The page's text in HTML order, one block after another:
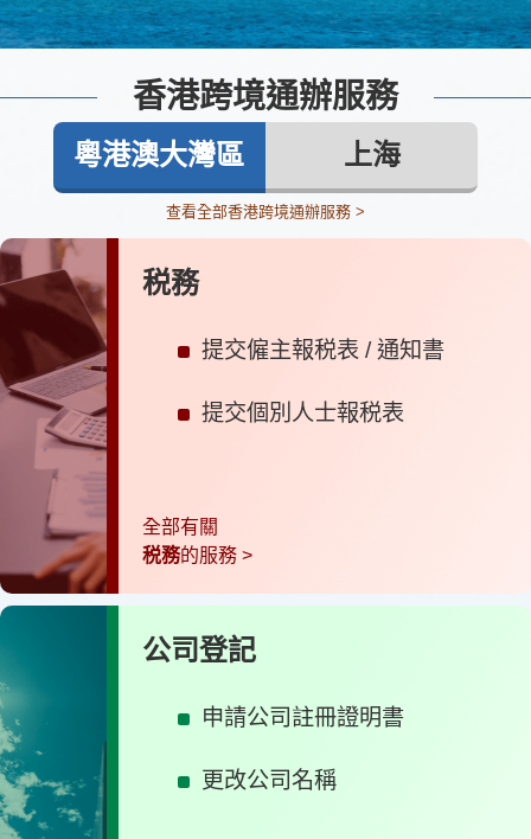
香港跨境通辦服務
粵港澳大灣區 上海
查看全部香港跨境通辦服務 >
税務
提交僱主報税表 / 通知書
提交個別人士報税表
全部有關
税務的服務 >
公司登記
申請公司註冊證明書
更改公司名稱